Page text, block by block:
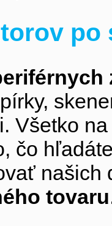
Všetko
čo
tovaru